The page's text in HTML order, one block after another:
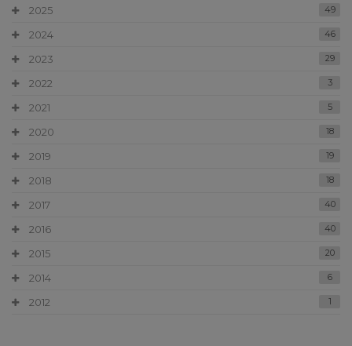
2025 49
2024 46
2023 29
2022 3
2021 5
2020 18
2019 19
2018 18
2017 40
2016 40
2015 20
2014 6
2012 1